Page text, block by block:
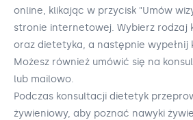
online, klikając w przycisk "Umów
stronie internetowej. Wybierz rodzaj
oraz dietetyka, a następnie wypełnij
Możesz również umówić się na
lub mailowo.
Podczas konsultacji dietetyk
żywieniowy, aby poznać nawyki